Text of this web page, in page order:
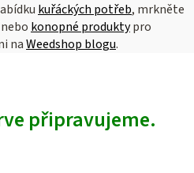
kuřáckých potřeb, mrkněte
konopné produktypro
naWeedshop blogu.
připravujeme.